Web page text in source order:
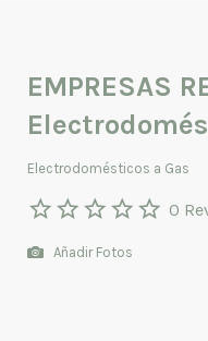
EMPRESAS
Electrodomésticos a Gas
0
Añadir Fotos